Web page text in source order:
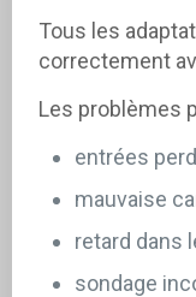
Tous les
correctement
Les problèmes
entrées
mauvaise
retard dans
sondage